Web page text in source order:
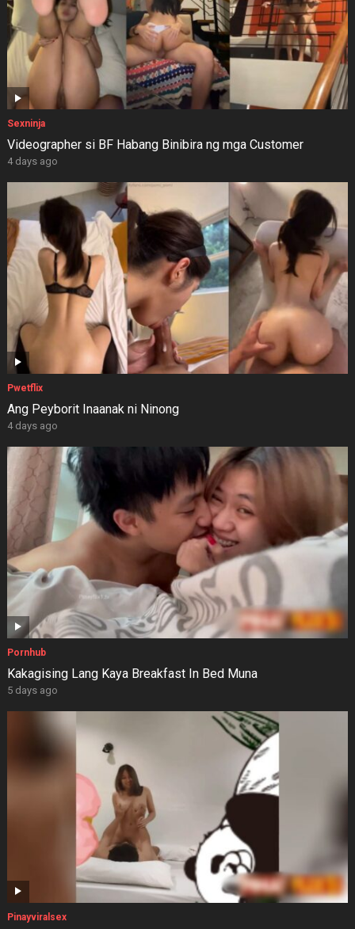
Sexninja
Videographer si BF Habang Binibira ng mga Customer
4 days ago
Pwetflix
Ang Peyborit Inaanak ni Ninong
4 days ago
Pornhub
Kakagising Lang Kaya Breakfast In Bed Muna
5 days ago
Pinayviralsex